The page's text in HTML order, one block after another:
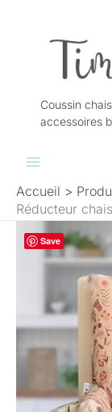
Coussin
accessoires
Accueil
Réducteur
Save
quantité
de
haute
Licorne